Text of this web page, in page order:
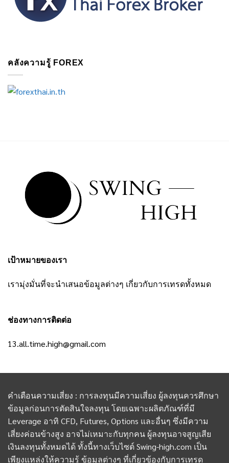
คลังความรู้ FOREX
เป้าหมายของเรา
เรามุ่งมั่นที่จะนำเสนอข้อมูลต่างๆ เกี่ยวกับการเทรดทั้งหมด
ช่องทางการติดต่อ
13.all.time.high@gmail.com
คำเตือนความเสี่ยง : การลงทุนมีความเสี่ยง ผู้ลงทุนควรศึกษา
ข้อมูลก่อนการตัดสินใจลงทุน โดยเฉพาะผลิตภัณฑ์ที่มี
Leverage อาทิ CFD, Futures, Options และอื่นๆ ซึ่งมีความ
เสี่ยงค่อนข้างสูง อาจไม่เหมาะกับทุกคน ผู้ลงทุนอาจสูญเสีย
เงินลงทุนทั้งหมดได้ ทั้งนี้ทางเว็บไซต์ Swing-high.com เป็น
เพียงแหล่งให้ความรู้ ข้อมูลต่างๆ ที่เกี่ยวข้องกับการเทรด